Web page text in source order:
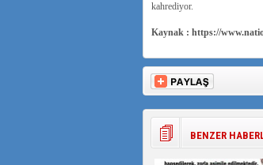
kahrediyor.
Kaynak : https://
BENZER